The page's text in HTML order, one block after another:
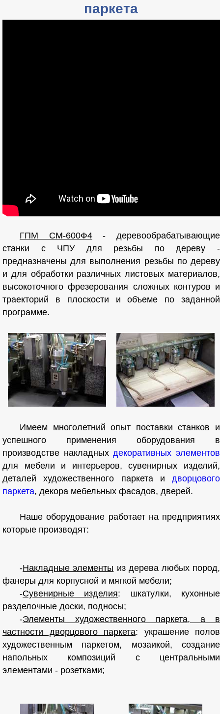
паркета
ГПМ СМ-600Ф4- деревообрабатывающие
станки с ЧПУ для резьбы по дереву -
предназначены для выполнения резьбы по дереву
и для обработки различных листовых материалов,
высокоточного фрезерования сложных контуров и
траекторий в плоскости и объеме по заданной
программе.
Имеем многолетний опыт поставки станков и
успешного применения оборудования в
производстве накладныхдекоративных элементов
для мебели и интерьеров, сувенирных изделий,
деталей художественного паркета и дворцового
паркета, декора мебельных фасадов, дверей.
Наше оборудование работает на предприятиях
которые производят:
-Накладные элементы из дерева любых пород,
фанеры для корпусной и мягкой мебели;
-Сувенирные изделия: шкатулки, кухонные
разделочные доски, подносы;
-Элементы художественного паркета, а в
частности дворцового паркета: украшение полов
художественным паркетом, мозаикой, создание
напольных композиций с центральными
элементами - розетками;